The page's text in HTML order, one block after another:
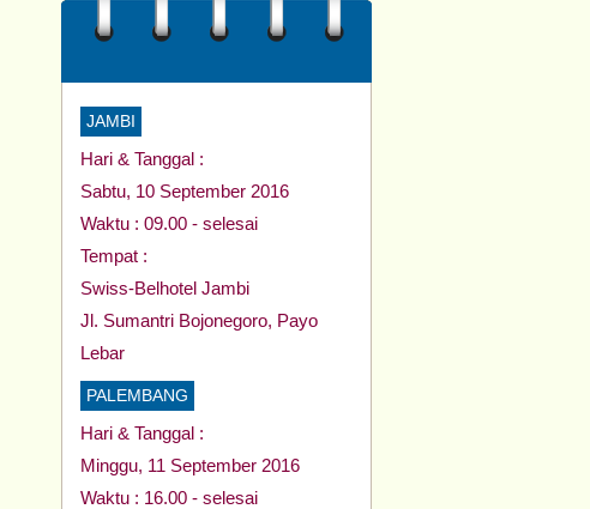
JAMBI
Hari & Tanggal :
Sabtu, 10 September 2016
Waktu : 09.00 - selesai
Tempat :
Swiss-Belhotel Jambi
Jl. Sumantri Bojonegoro, Payo
Lebar
PALEMBANG
Hari & Tanggal :
Minggu, 11 September 2016
Waktu : 16.00 - selesai